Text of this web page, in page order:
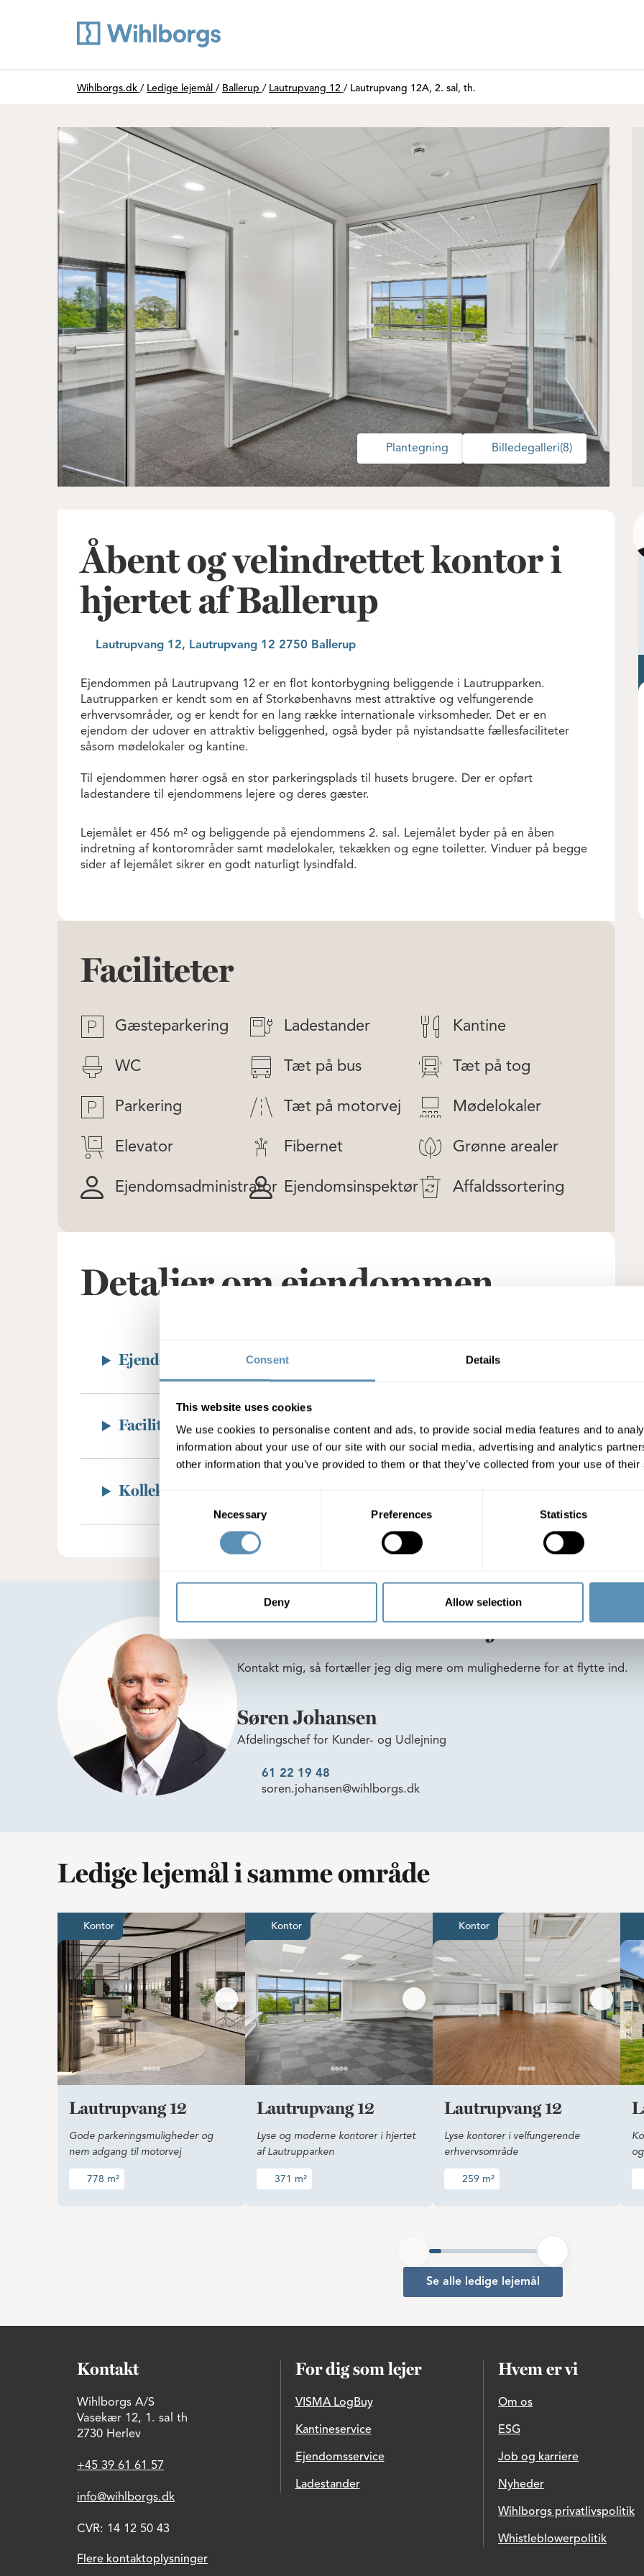
Consent Details
This website uses cookies
We use cookies to personalise content and ads, to provide social media features and to
information about your use of our site with our social media, advertising and analytics
other information that you’ve provided to them or that they’ve collected from your use of
Consent
Necessary Preferences Statistics
Deny Allow selection
Du är här:
Wihlborgs.dk / Ledige lejemål / Ballerup / Lautrupvang 12 / Lautrupvang 12A, 2. sal, th.
Plantegning Billedegalleri(8)
Åbent og velindrettet kontor i
hjertet af Ballerup
Lautrupvang 12, Lautrupvang 12 2750 Ballerup
Ejendommen på Lautrupvang 12 er en flot kontorbygning beliggende i Lautrupparken.
Lautrupparken er kendt som en af Storkøbenhavns mest attraktive og velfungerende
erhvervsområder, og er kendt for en lang række internationale virksomheder. Det er en
ejendom der udover en attraktiv beliggenhed, også byder på nyistandsatte fællesfaciliteter
såsom mødelokaler og kantine.
Til ejendommen hører også en stor parkeringsplads til husets brugere. Der er opført
ladestandere til ejendommens lejere og deres gæster.
Lejemålet er 456 m² og beliggende på ejendommens 2. sal. Lejemålet byder på en åben
indretning af kontorområder samt mødelokaler, tekækken og egne toiletter. Vinduer på begge
sider af lejemålet sikrer en godt naturligt lysindfald.
Faciliteter
Gæsteparkering Ladestander Kantine
WC Tæt på bus Tæt på tog
Parkering Tæt på motorvej Mødelokaler
Elevator Fibernet Grønne arealer
Ejendomsadministrator Ejendomsinspektør Affaldssortering
Detaljer om ejendommen
Ejendommen
Faciliteter
Kollektive trafik
Er du interesseret i lejemålet?
Kontakt mig, så fortæller jeg dig mere om mulighederne for at flytte ind.
Søren Johansen
Afdelingschef for Kunder- og Udlejning
61 22 19 48
soren.johansen@wihlborgs.dk
Ledige lejemål i samme område
Gode parkeringsmuligheder og nem adgang til motorvej
Kontor
Lautrupvang 12
Gode parkeringsmuligheder og
nem adgang til motorvej
778 m²
Lyse og moderne kontorer i hjertet af Lautrupparken
Kontor
Lautrupvang 12
Lyse og moderne kontorer i hjertet
af Lautrupparken
371 m²
Lyse kontorer i
Kontor
Lautrupvang 12
Lyse kontorer i velfungerende
erhvervsområde
259 m²
Se alle ledige lejemål
Kontakt
Wihlborgs A/S
Vasekær 12, 1. sal th
2730 Herlev
+45 39 61 61 57
info@wihlborgs.dk
CVR: 14 12 50 43
Flere kontaktoplysninger
For dig som lejer
VISMA LogBuy
Kantineservice
Ejendomsservice
Ladestander
Hvem er vi
Om os
ESG
Job og karriere
Nyheder
Wihlborgs privatlivspolitik
Whistleblowerpolitik